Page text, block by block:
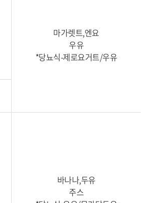
마가렛트,엔요
우유
*당뇨식-제로요거트/우유
바나나,두유
주스